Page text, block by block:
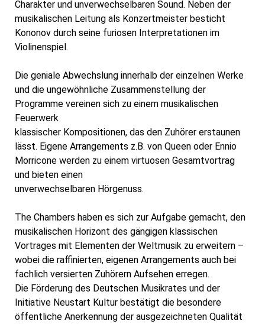
Charakter und unverwechselbaren Sound. Neben der
musikalischen Leitung als Konzertmeister besticht
Kononov durch seine furiosen Interpretationen im
Violinenspiel.
Die geniale Abwechslung innerhalb der einzelnen Werke
und die ungewöhnliche Zusammenstellung der
Programme vereinen sich zu einem musikalischen
Feuerwerk
klassischer Kompositionen, das den Zuhörer erstaunen
lässt. Eigene Arrangements z.B. von Queen oder Ennio
Morricone werden zu einem virtuosen Gesamtvortrag
und bieten einen
unverwechselbaren Hörgenuss.
The Chambers haben es sich zur Aufgabe gemacht, den
musikalischen Horizont des gängigen klassischen
Vortrages mit Elementen der Weltmusik zu erweitern –
wobei die raffinierten, eigenen Arrangements auch bei
fachlich versierten Zuhörern Aufsehen erregen.
Die Förderung des Deutschen Musikrates und der
Initiative Neustart Kultur bestätigt die besondere
öffentliche Anerkennung der ausgezeichneten Qualität